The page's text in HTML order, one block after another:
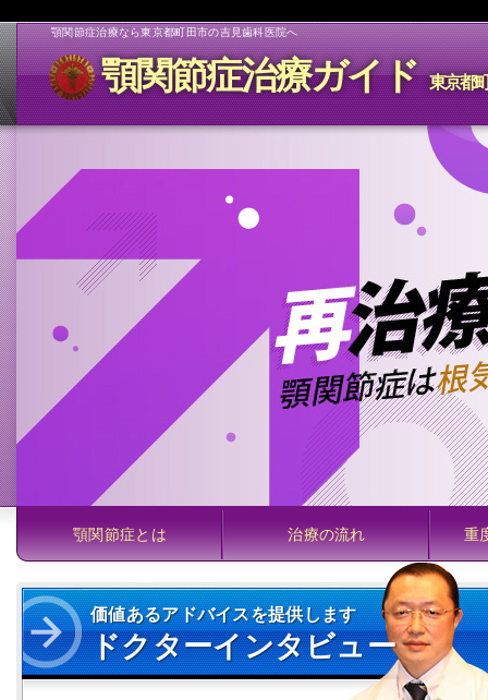
顎関節症治療なら東京都町田市の吉見歯科医院へ
顎関節症治療ガイド 東京都
顎関節症とは 治療の流れ 重
価値あるアドバイスを提供します
ドクターインタビュー